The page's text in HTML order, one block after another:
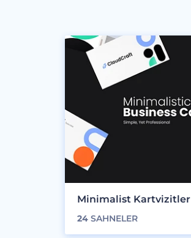
Minimalist Kartvizitler
24 SAHNELER